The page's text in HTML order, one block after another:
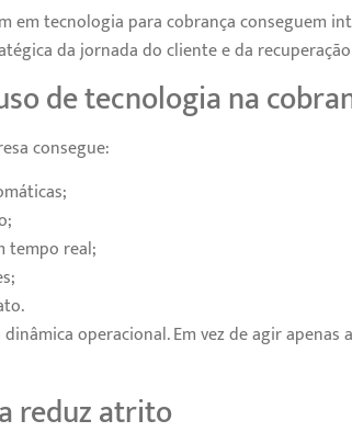
em tecnologia para cobrança conseguem
da jornada do cliente e da
de tecnologia na
consegue:
tempo real;
operacional. Em vez de agir apenas
reduz atrito